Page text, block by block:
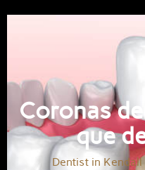
Coronas
que
Dentist in Kendall